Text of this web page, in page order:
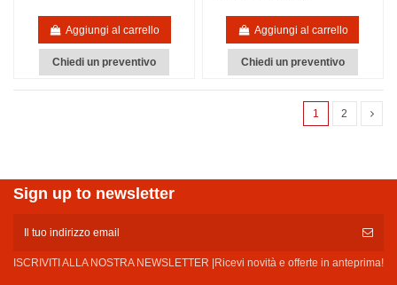
Aggiungi al carrello
Chiedi un preventivo
Aggiungi al carrello
Chiedi un preventivo
1 2
Sign up to newsletter
ISCRIVITI ALLA NOSTRA NEWSLETTER |Ricevi novità e offerte in anteprima!